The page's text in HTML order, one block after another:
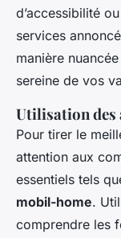
d’accessibilité
services
manière
sereine de vos
Utilisation
Pour tirer le
attention aux
essentiels tels
mobil-home.
comprendre les